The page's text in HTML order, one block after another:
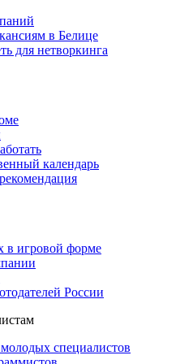
в Белице
для нетворкинга
календарь
в игровой форме
России
специалистов